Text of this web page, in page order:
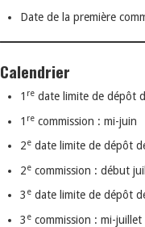
Date de la première
Calendrier
1 re date limite de dépôt
1 re commission : mi-juin
2e date limite de dépôt
2e commission : début
3 e date limite de dépôt
3 e commission : mi-juillet